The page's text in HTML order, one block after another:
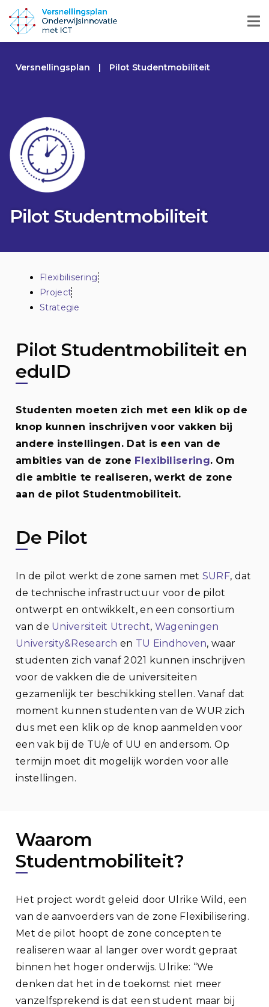
Versnellingsplan | Pilot Studentmobiliteit
Pilot Studentmobiliteit
Flexibilisering
Project
Strategie
Pilot Studentmobiliteit en
eduID
Studenten moeten zich met een klik op de
knop kunnen inschrijven voor vakken bij
andere instellingen. Dat is een van de
ambities van de zone Flexibilisering. Om
die ambitie te realiseren, werkt de zone
aan de pilot Studentmobiliteit.
De Pilot
In de pilot werkt de zone samen met SURF, dat
de technische infrastructuur voor de pilot
ontwerpt en ontwikkelt, en een consortium
van de Universiteit Utrecht, Wageningen
University&Research en TU Eindhoven, waar
studenten zich vanaf 2021 kunnen inschrijven
voor de vakken die de universiteiten
gezamenlijk ter beschikking stellen. Vanaf dat
moment kunnen studenten van de WUR zich
dus met een klik op de knop aanmelden voor
een vak bij de TU/e of UU en andersom. Op
termijn moet dit mogelijk worden voor alle
instellingen.
Waarom
Studentmobiliteit?
Het project wordt geleid door Ulrike Wild, een
van de aanvoerders van de zone Flexibilisering.
Met de pilot hoopt de zone concepten te
realiseren waar al langer over wordt gepraat
binnen het hoger onderwijs. Ulrike: “We
denken dat het in de toekomst niet meer
vanzelfsprekend is dat een student maar bij